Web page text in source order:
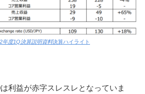
年度1Q決算説明資料決算ハイライト
利益が赤字スレスレとなっていま